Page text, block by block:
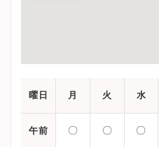
曜日 月 火 水
午前 〇 〇 〇